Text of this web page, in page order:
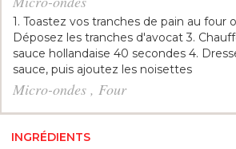
1. Toastez vos tranches de pain au four
Déposez les tranches d'avocat 3.
sauce hollandaise 40 secondes 4.
sauce, puis ajoutez les noisettes
Micro-ondes , Four
INGRÉDIENTS